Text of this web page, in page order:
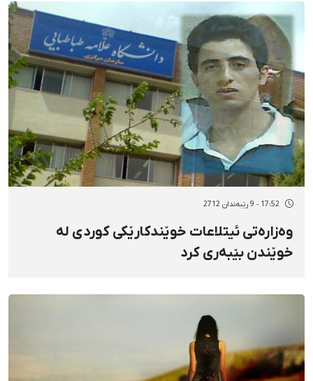
17:52 - 9 رێبەندان 2712
وەزارەتی ئیتلاعات خوێندکارێکی کوردی لە
خوێندن بێبەری کرد